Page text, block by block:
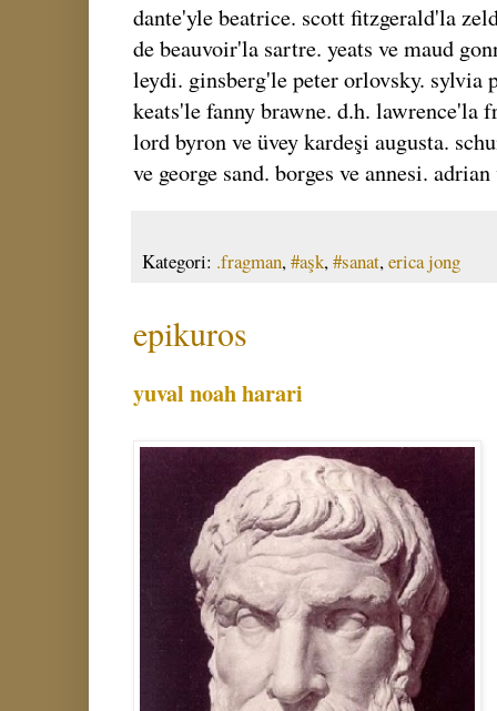
dante'yle beatrice. scott fitzgerald'la
de beauvoir'la sartre. yeats ve maud
leydi. ginsberg'le peter orlovsky. sylvia
keats'le fanny brawne. d.h. lawrence'la
lord byron ve üvey kardeşi augusta.
ve george sand. borges ve annesi. adrian
Kategori: .fragman,#aşk,#sanat,erica jong
epikuros
yuval noah harari